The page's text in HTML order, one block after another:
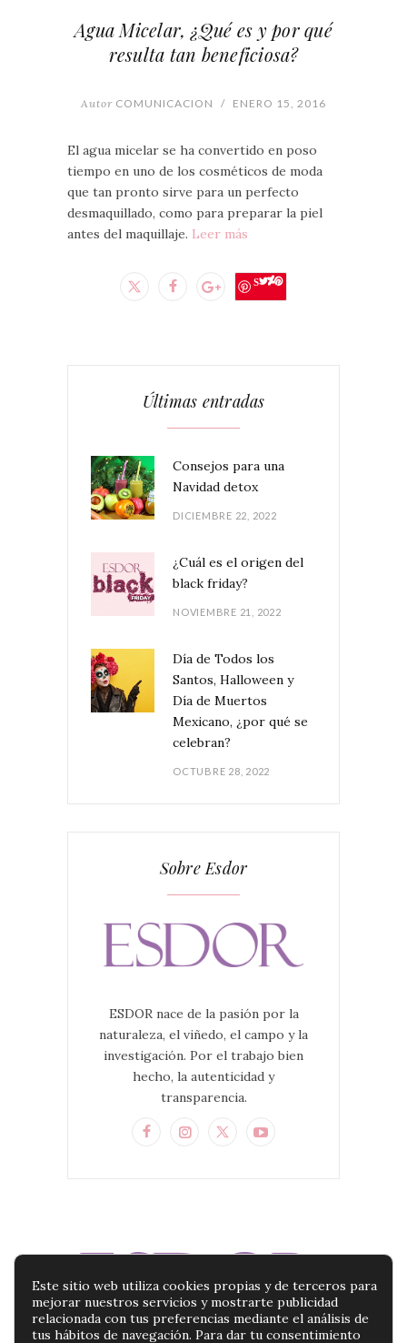
Agua Micelar, ¿Qué es y por qué
resulta tan beneficiosa?
Autor COMUNICACION / ENERO 15, 2016
El agua micelar se ha convertido en poso
tiempo en uno de los cosméticos de moda
que tan pronto sirve para un perfecto
desmaquillado, como para preparar la piel
antes del maquillaje. Leer más
Save
Últimas entradas
Consejos para una
Navidad detox
DICIEMBRE 22, 2022
¿Cuál es el origen del
black friday?
NOVIEMBRE 21, 2022
Día de Todos los
Santos, Halloween y
Día de Muertos
Mexicano, ¿por qué se
celebran?
OCTUBRE 28, 2022
Sobre Esdor
ESDOR nace de la pasión por la
naturaleza, el viñedo, el campo y la
investigación. Por el trabajo bien
hecho, la autenticidad y
transparencia.
Este sitio web utiliza cookies propias y de terceros para
mejorar nuestros servicios y mostrarte publicidad
relacionada con tus preferencias mediante el análisis de
tus hábitos de navegación. Para dar tu consentimiento